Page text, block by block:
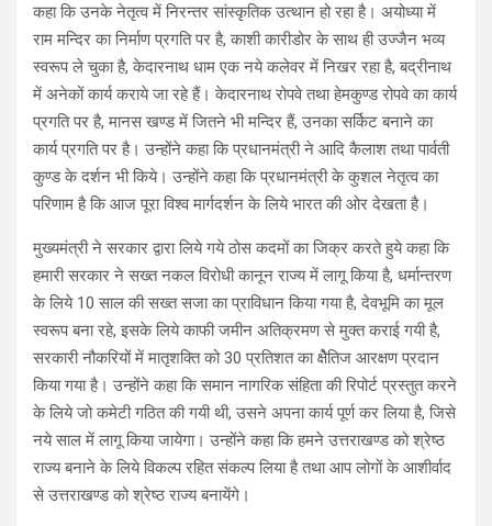
कहा कि उनके नेतृत्व में निरन्तर सांस्कृतिक उत्थान हो रहा है। अयोध्या में
राम मन्दिर का निर्माण प्रगति पर है, काशी कारीडोर के साथ ही उज्जैन भव्य
स्वरूप ले चुका है, केदारनाथ धाम एक नये कलेवर में निखर रहा है, बद्रीनाथ
में अनेकों कार्य कराये जा रहे हैं। केदारनाथ रोपवे तथा हेमकुण्ड रोपवे का कार्य
प्रगति पर है, मानस खण्ड में जितने भी मन्दिर हैं, उनका सर्किट बनाने का
कार्य प्रगति पर है। उन्होंने कहा कि प्रधानमंत्री ने आदि कैलाश तथा पार्वती
कुण्ड के दर्शन भी किये। उन्होंने कहा कि प्रधानमंत्री के कुशल नेतृत्व का
परिणाम है कि आज पूरा विश्व मार्गदर्शन के लिये भारत की ओर देखता है।
मुख्यमंत्री ने सरकार द्वारा लिये गये ठोस कदमों का जिक्र करते हुये कहा कि
हमारी सरकार ने सख्त नकल विरोधी कानून राज्य में लागू किया है, धर्मान्तरण
के लिये 10 साल की सख्त सजा का प्राविधान किया गया है, देवभूमि का मूल
स्वरूप बना रहे, इसके लिये काफी जमीन अतिक्रमण से मुक्त कराई गयी है,
सरकारी नौकरियों में मातृशक्ति को 30 प्रतिशत का क्षैेतिज आरक्षण प्रदान
किया गया है। उन्होंने कहा कि समान नागरिक संहिता की रिपोर्ट प्रस्तुत करने
के लिये जो कमेटी गठित की गयी थी, उसने अपना कार्य पूर्ण कर लिया है, जिसे
नये साल में लागू किया जायेगा। उन्होंने कहा कि हमने उत्तराखण्ड को श्रेष्ठ
राज्य बनाने के लिये विकल्प रहित संकल्प लिया है तथा आप लोगों के आशीर्वाद
से उत्तराखण्ड को श्रेष्ठ राज्य बनायेंगे।